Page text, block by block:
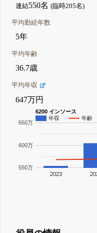
連結550名(臨時205名)
平均勤続年数
5年
平均年齢
36.7歳
平均年収
647万円
6200 インソース
年収
年齢
2023
550万
600万
650万